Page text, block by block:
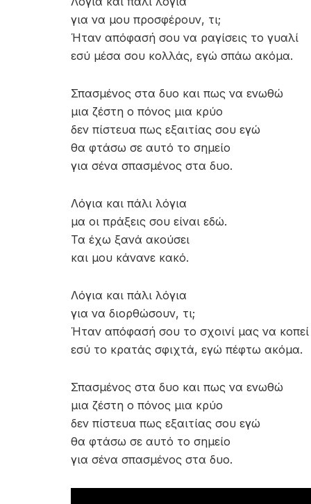
για να μου προσφέρουν, τι;
Ήταν απόφασή σου να ραγίσεις το γυαλί
εσύ μέσα σου κολλάς, εγώ σπάω ακόμα.
Σπασμένος στα δυο και πως να ενωθώ
μια ζέστη ο πόνος μια κρύο
δεν πίστευα πως εξαιτίας σου εγώ
θα φτάσω σε αυτό το σημείο
για σένα σπασμένος στα δυο.
Λόγια και πάλι λόγια
μα οι πράξεις σου είναι εδώ.
Τα έχω ξανά ακούσει
και μου κάνανε κακό.
Λόγια και πάλι λόγια
για να διορθώσουν, τι;
Ήταν απόφασή σου το σχοινί μας να κοπεί
εσύ το κρατάς σφιχτά, εγώ πέφτω ακόμα.
Σπασμένος στα δυο και πως να ενωθώ
μια ζέστη ο πόνος μια κρύο
δεν πίστευα πως εξαιτίας σου εγώ
θα φτάσω σε αυτό το σημείο
για σένα σπασμένος στα δυο.